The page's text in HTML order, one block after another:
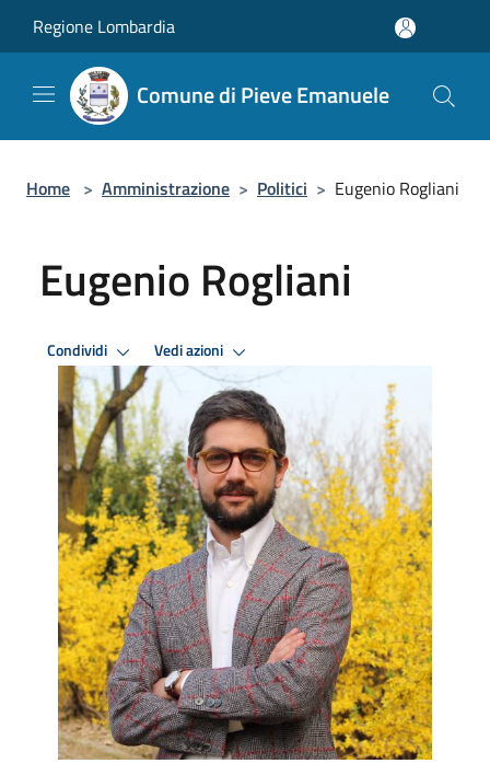
Regione Lombardia
Comune di Pieve Emanuele
Home > Amministrazione > Politici > Eugenio Rogliani
Eugenio Rogliani
Condividi Vedi azioni